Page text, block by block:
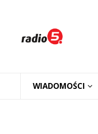
WIADOMOŚCI